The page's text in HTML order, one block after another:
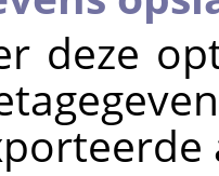
deze